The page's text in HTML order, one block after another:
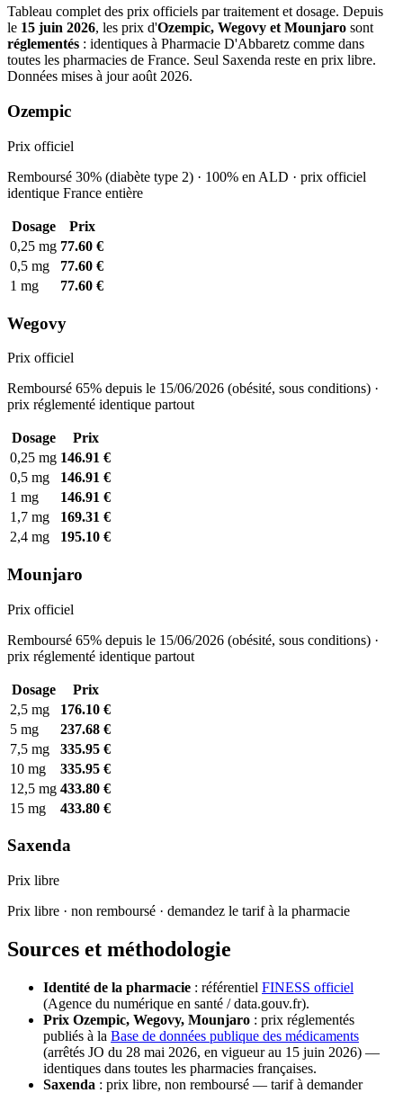
Tableau complet des prix officiels par traitement et dosage. Depuis
le 15 juin 2026, les prix d'Ozempic, Wegovy et Mounjaro sont
réglementés : identiques à Pharmacie D'Abbaretz comme dans
toutes les pharmacies de France. Seul Saxenda reste en prix libre.
Données mises à jour août 2026.
Ozempic
Prix officiel
Remboursé 30% (diabète type 2) · 100% en ALD · prix officiel
identique France entière
Dosage
Prix
0,25 mg 77.60 €
0,5 mg
77.60 €
1 mg
77.60 €
Wegovy
Prix officiel
Remboursé 65% depuis le 15/06/2026 (obésité, sous conditions) ·
prix réglementé identique partout
Dosage
Prix
0,25 mg 146.91 €
0,5 mg
146.91 €
1 mg
146.91 €
1,7 mg
169.31 €
2,4 mg
195.10 €
Mounjaro
Prix officiel
Remboursé 65% depuis le 15/06/2026 (obésité, sous conditions) ·
prix réglementé identique partout
Dosage
Prix
2,5 mg
176.10 €
5 mg
237.68 €
7,5 mg
335.95 €
10 mg
335.95 €
12,5 mg 433.80 €
15 mg
433.80 €
Saxenda
Prix libre
Prix libre · non remboursé · demandez le tarif à la pharmacie
Sources et méthodologie
Identité de la pharmacie : référentiel FINESS officiel
(Agence du numérique en santé / data.gouv.fr).
Prix Ozempic, Wegovy, Mounjaro : prix réglementés
publiés à la Base de données publique des médicaments
(arrêtés JO du 28 mai 2026, en vigueur au 15 juin 2026) —
identiques dans toutes les pharmacies françaises.
Saxenda : prix libre, non remboursé — tarif à demander